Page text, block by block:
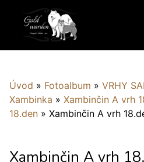
Úvod » Fotoalbum » VRHY
Xambinka » Xambinčin A vrh
18.den » Xambinčin A vrh
Xambinčin A vrh